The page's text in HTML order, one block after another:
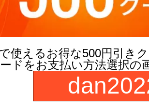
ジ > 旭創業
現在の店舗受注状
使えるお得な500円引き
ドをお支払い方法選択の